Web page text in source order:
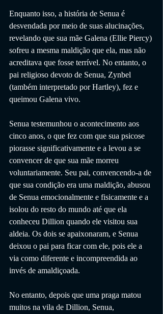
Enquanto isso, a história de Senua é
desvendada por meio de suas alucinações,
revelando que sua mãe Galena (Ellie Piercy)
sofreu a mesma maldição que ela, mas não
acreditava que fosse terrível. No entanto, o
pai religioso devoto de Senua, Zynbel
(também interpretado por Hartley), fez e
queimou Galena vivo.
Senua testemunhou o acontecimento aos
cinco anos, o que fez com que sua psicose
piorasse significativamente e a levou a se
convencer de que sua mãe morreu
voluntariamente. Seu pai, convencendo-a de
que sua condição era uma maldição, abusou
de Senua emocionalmente e fisicamente e a
isolou do resto do mundo até que ela
conheceu Dillion quando ele visitou sua
aldeia. Os dois se apaixonaram, e Senua
deixou o pai para ficar com ele, pois ele a
via como diferente e incompreendida ao
invés de amaldiçoada.
No entanto, depois que uma praga matou
muitos na vila de Dillion, Senua,